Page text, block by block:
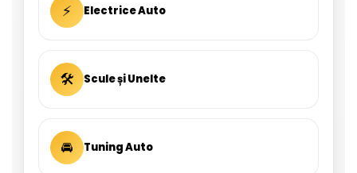
⚡ Electrice Auto
🛠 Scule și Unelte
🚘 Tuning Auto